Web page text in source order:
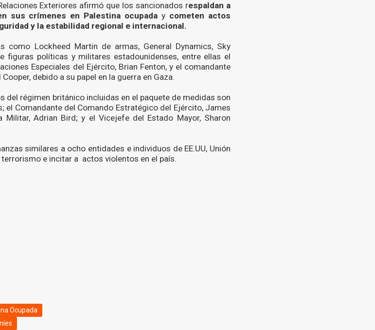
Exteriores afirmó que los sancionados respaldan a
sus crímenes en Palestina ocupada y cometen actos
y la estabilidad regional e internacional.
como Lockheed Martin de armas, General Dynamics, Sky
figuras políticas y militares estadounidenses, entre ellas el
Especiales del Ejército, Brian Fenton, y el comandante
debido a su papel en la guerra en Gaza.
del régimen británico incluidas en el paquete de medidas son
el Comandante del Comando Estratégico del Ejército, James
Militar, Adrian Bird; y el Vicejefe del Estado Mayor, Sharon
similares a ocho entidades e individuos de EE.UU, Unión
terrorismo e incitar a actos violentos en el país.
Ocupada